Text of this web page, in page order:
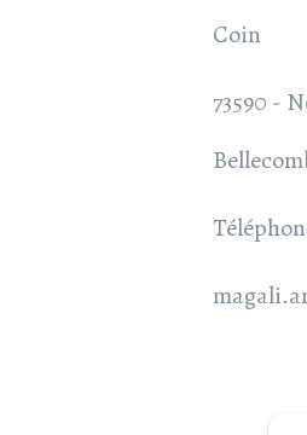
Coin
73590 -